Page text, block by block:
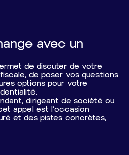
avec un
de discuter de votre
de poser vos questions
options pour votre
dirigeant de société ou
appel est l’occasion
et des pistes concrètes,